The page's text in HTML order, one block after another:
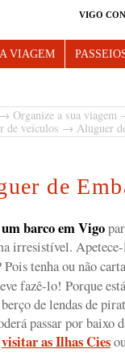
VIGO
VIAGEM
→ Organize a sua viagem
de veículos → Aluguer
de
barco em Vigo
irresistível.
Pois tenha ou não
fazê-lo! Porque
de lendas de
passar por baixo
visitar as Ilhas Cies